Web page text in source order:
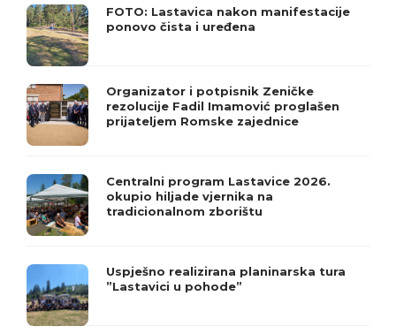
FOTO: Lastavica nakon manifestacije
ponovo čista i uređena
Organizator i potpisnik Zeničke
rezolucije Fadil Imamović proglašen
prijateljem Romske zajednice
Centralni program Lastavice 2026.
okupio hiljade vjernika na
tradicionalnom zborištu
Uspješno realizirana planinarska tura
”Lastavici u pohode”